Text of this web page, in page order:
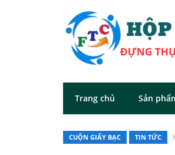
Trang chủ Sản
CUỘN GIẤY BẠC TIN TỨC